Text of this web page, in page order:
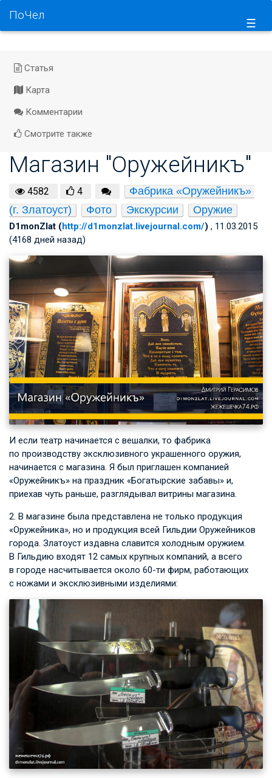
☰
ПоЧел
Статья
Карта
Комментарии
Смотрите также
Магазин "Оружейникъ"
4582 4
Фабрика «Оружейникъ»
(г. Златоуст)
Фото Экскурсии Оружие
D1monZlat (http://d1monzlat.livejournal.com/) , 11.03.2015
(4168 дней назад)
И если театр начинается с вешалки, то фабрика
по производству эксклюзивного украшенного оружия,
начинается с магазина. Я был приглашен компанией
«Оружейникъ» на праздник «Богатырские забавы» и,
приехав чуть раньше, разглядывал витрины магазина.
2. В магазине была представлена не только продукция
«Оружейника», но и продукция всей Гильдии Оружейников
города. Златоуст издавна славится холодным оружием.
В Гильдию входят 12 самых крупных компаний, а всего
в городе насчитывается около 60-ти фирм, работающих
с ножами и эксклюзивными изделиями: